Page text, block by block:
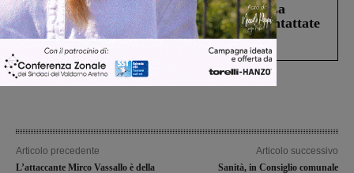
Continuano le ricerche di Miah Billal. La
Prefettura: “In caso di avvistamento contattate
il 112”
Articolo precedente
L’attaccante Mirco Vassallo è della
Articolo successivo
Sanità, in Consiglio comunale